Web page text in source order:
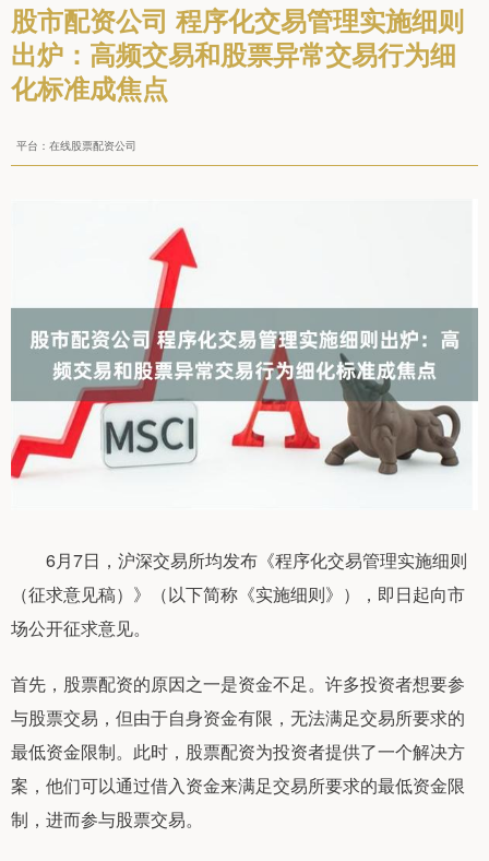
股市配资公司 程序化交易管理实施细则
出炉：高频交易和股票异常交易行为细
化标准成焦点
平台：在线股票配资公司
6月7日，沪深交易所均发布《程序化交易管理实施细则
（征求意见稿）》（以下简称《实施细则》），即日起向市
场公开征求意见。
首先，股票配资的原因之一是资金不足。许多投资者想要参
与股票交易，但由于自身资金有限，无法满足交易所要求的
最低资金限制。此时，股票配资为投资者提供了一个解决方
案，他们可以通过借入资金来满足交易所要求的最低资金限
制，进而参与股票交易。